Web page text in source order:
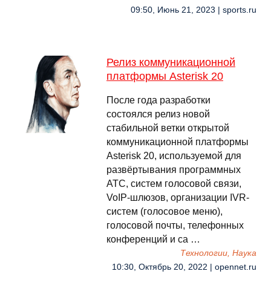
09:50, Июнь 21, 2023 | sports.ru
Релиз коммуникационной
платформы Asterisk 20
После года разработки
состоялся релиз новой
стабильной ветки открытой
коммуникационной платформы
Asterisk 20, используемой для
развёртывания программных
АТС, систем голосовой связи,
VoIP-шлюзов, организации IVR-
систем (голосовое меню),
голосовой почты, телефонных
конференций и ca …
Технологии, Наука
10:30, Октябрь 20, 2022 | opennet.ru